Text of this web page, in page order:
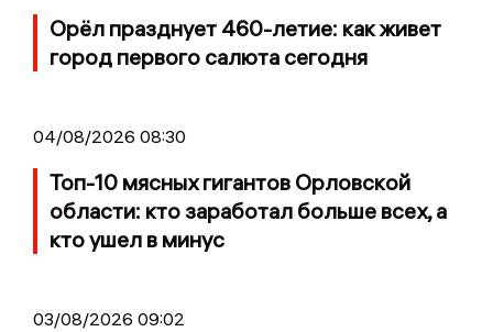
Орёл празднует 460-летие: как живет
город первого салюта сегодня
04/08/2026 08:30
Топ-10 мясных гигантов Орловской
области: кто заработал больше всех, а
кто ушел в минус
03/08/2026 09:02